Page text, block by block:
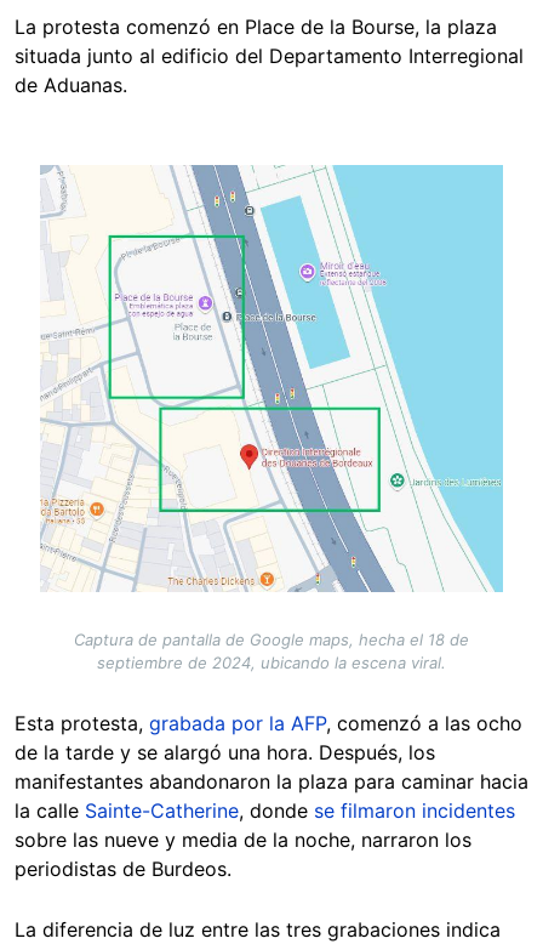
La protesta comenzó en Place de la Bourse, la plaza
situada junto al edificio del Departamento Interregional
de Aduanas.
Image
Captura de pantalla de Google maps, hecha el 18 de
septiembre de 2024, ubicando la escena viral.
Esta protesta, grabada por la AFP, comenzó a las ocho
de la tarde y se alargó una hora. Después, los
manifestantes abandonaron la plaza para caminar hacia
la calle Sainte-Catherine, donde se filmaron incidentes
sobre las nueve y media de la noche, narraron los
periodistas de Burdeos.
La diferencia de luz entre las tres grabaciones indica